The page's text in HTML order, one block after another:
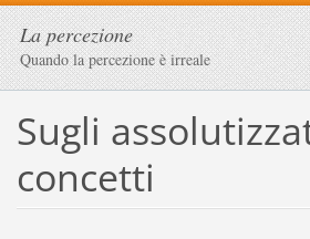
La percezione
Quando la percezione è irreale
Sugli
concetti